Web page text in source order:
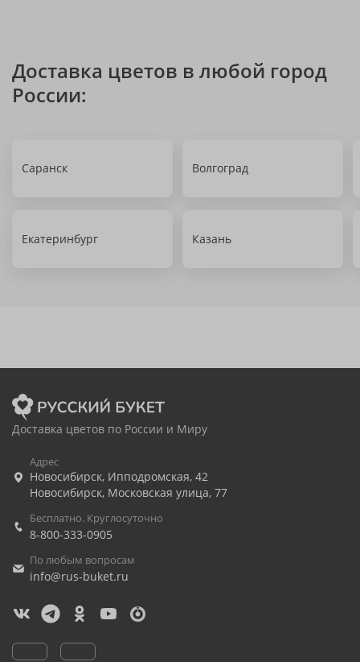
Доставка цветов в любой город
России:
Саранск Волгоград
Екатеринбург Казань
Доставка цветов по России и Миру
Адрес
Новосибирск, Ипподромская, 42
Новосибирск, Московская улица, 77
Бесплатно. Круглосуточно
8-800-333-0905
По любым вопросам
info@rus-buket.ru